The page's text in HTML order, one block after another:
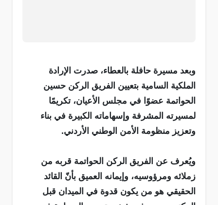
وبعد مسيرة حافلة بالعطاء، صدرت الإرادة
الملكية السامية بتعيين الفريق الركن حسين
الحواتمة عضوًا في مجلس الأعيان، تكريمًا
لمسيرته المشرفة وإسهاماته الكبيرة في بناء
وتعزيز منظومة الأمن الوطني الأردني.
ويُعرف عن الفريق الركن الحواتمة قربه من
زملائه ومرؤوسيه، وإيمانه العميق بأنّ القائد
الحقيقي هو من يكون قدوة في الميدان قبل